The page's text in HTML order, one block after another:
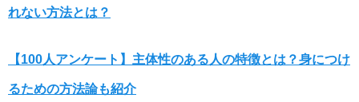
れない方法とは？
【100人アンケート】主体性のある人の特徴とは？身につけ
るための方法論も紹介